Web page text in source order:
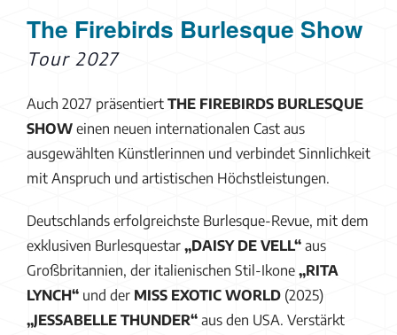
The Firebirds Burlesque Show
Tour 2027
Auch 2027 präsentiert THE FIREBIRDS BURLESQUE
SHOW einen neuen internationalen Cast aus
ausgewählten Künstlerinnen und verbindet Sinnlichkeit
mit Anspruch und artistischen Höchstleistungen.
Deutschlands erfolgreichste Burlesque-Revue, mit dem
exklusiven Burlesquestar „DAISY DE VELL“ aus
Großbritannien, der italienischen Stil-Ikone „RITA
LYNCH“ und der MISS EXOTIC WORLD (2025)
„JESSABELLE THUNDER“ aus den USA. Verstärkt